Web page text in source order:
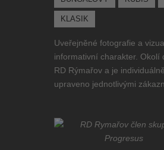
KLASIK
Uveřejněné fotografie a
informativní charakter.
RD Rýmařov a je
upraveno jednotlivými